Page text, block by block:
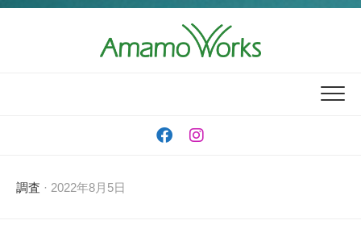
調査 · 2022年8月5日